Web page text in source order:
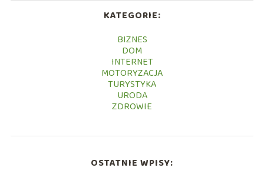
KATEGORIE:
BIZNES
DOM
INTERNET
MOTORYZACJA
TURYSTYKA
URODA
ZDROWIE
OSTATNIE WPISY: